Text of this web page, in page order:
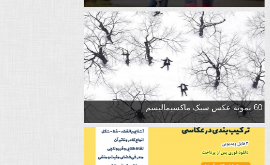
60 نمونه عکس سبک ماکسیمالیسم